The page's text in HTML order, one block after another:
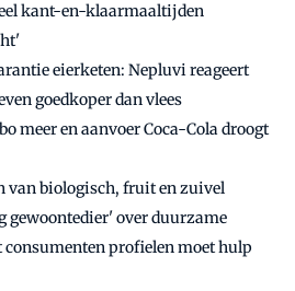
kant-en-klaarmaaltijden
eierketen: Nepluvi reageert
goedkoper dan vlees
meer en aanvoer Coca-Cola droogt
van biologisch, fruit en zuivel
gewoontedier' over duurzame
consumenten profielen moet hulp